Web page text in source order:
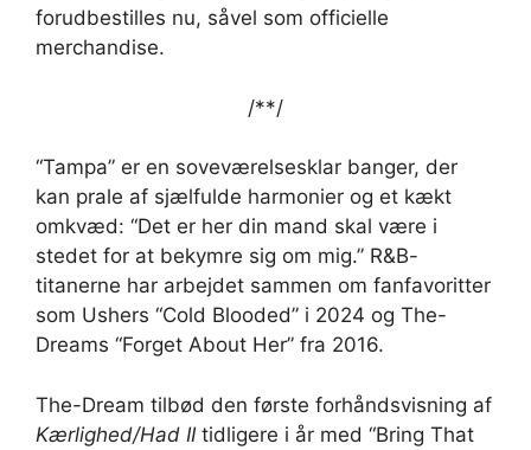
forudbestilles nu, såvel som officielle
merchandise.
/**/
“Tampa” er en soveværelsesklar banger, der
kan prale af sjælfulde harmonier og et kækt
omkvæd: “Det er her din mand skal være i
stedet for at bekymre sig om mig.” R&B-
titanerne har arbejdet sammen om fanfavoritter
som Ushers “Cold Blooded” i 2024 og The-
Dreams “Forget About Her” fra 2016.
The-Dream tilbød den første forhåndsvisning af
Kærlighed/Had IItidligere i år med “Bring That